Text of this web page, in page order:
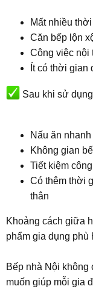
Mất nhiều
Căn bếp lộn
Công việc nội
Ít có thời gian
Sau khi sử
Nấu ăn
Không gian
Tiết kiệm
Có thêm thời
thân
Khoảng cách giữa
phẩm gia dụng phù
Bếp nhà Nội không
muốn giúp mỗi gia